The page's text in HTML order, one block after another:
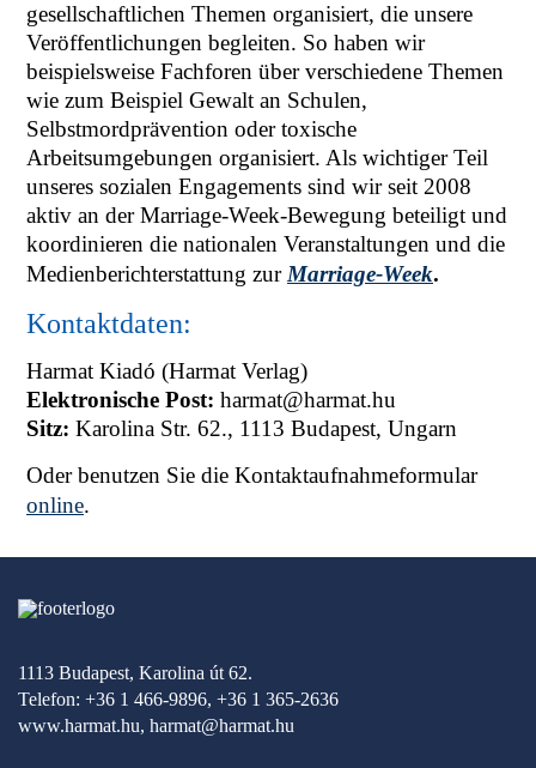
gesellschaftlichen Themen organisiert, die unsere
Veröffentlichungen begleiten. So haben wir
beispielsweise Fachforen über verschiedene Themen
wie zum Beispiel Gewalt an Schulen,
Selbstmordprävention oder toxische
Arbeitsumgebungen organisiert. Als wichtiger Teil
unseres sozialen Engagements sind wir seit 2008
aktiv an der Marriage-Week-Bewegung beteiligt und
koordinieren die nationalen Veranstaltungen und die
Medienberichterstattung zur Marriage-Week.
Kontaktdaten:
Harmat Kiadó (Harmat Verlag)
Elektronische Post: harmat@harmat.hu
Sitz: Karolina Str. 62., 1113 Budapest, Ungarn
Oder benutzen Sie die Kontaktaufnahmeformular
online.
1113 Budapest, Karolina út 62.
Telefon: +36 1 466-9896, +36 1 365-2636
www.harmat.hu, harmat@harmat.hu